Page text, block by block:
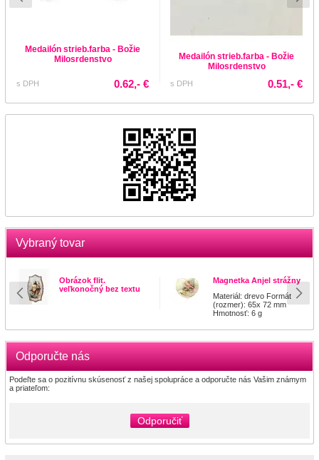
Medailón strieb.farba - Božie
Milosrdenstvo
s DPH 0.62,- €
Medailón strieb.farba - Božie
Milosrdenstvo
s DPH 0.51,- €
Vybraný tovar
Obrázok flit.
veľkonočný bez textu
Magnetka Anjel strážny
Materiál: drevo Formát
(rozmer): 65x 72 mm
Hmotnosť: 6 g
Odporučte nás
Podeľte sa o pozitívnu skúsenosť z našej spolupráce a odporučte nás Vašim známym
a priateľom:
Odporučiť